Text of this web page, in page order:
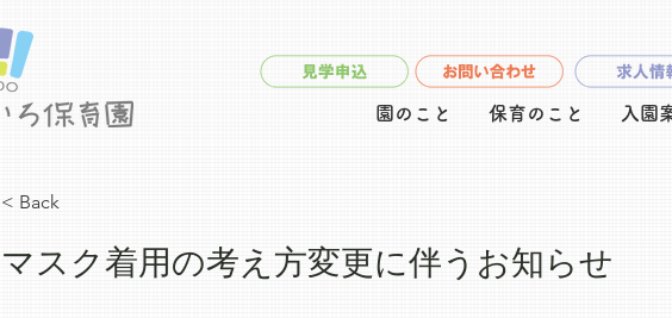
園のこと 保育のこと 入園
< Back
マスク着用の考え方変更に伴うお知らせ